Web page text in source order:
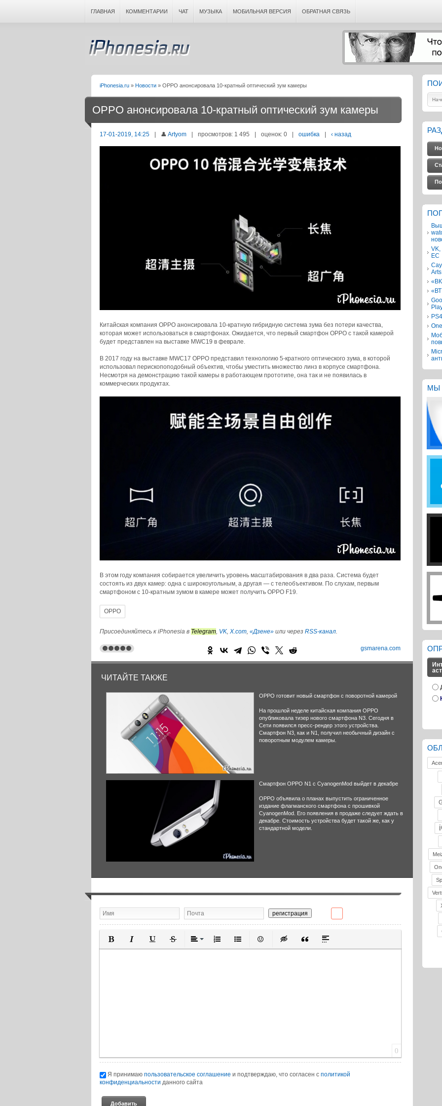
ГЛАВНАЯ КОММЕНТАРИИ ЧАТ МУЗЫКА МОБИЛЬНАЯ ВЕРСИЯ ОБРАТНАЯ СВЯЗЬ
iPhonesia.ru » Новости » OPPO анонсировала 10-кратный оптический зум камеры
OPPO анонсировала 10-кратный оптический зум камеры
17-01-2019, 14:25 | 👤 Artyom | просмотров: 1 495 | оценок: 0 | ошибка | ‹ назад
Китайская компания OPPO анонсировала 10-кратную гибридную система зума без потери качества,
которая может использоваться в смартфонах. Ожидается, что первый смартфон OPPO с такой камерой
будет представлен на выставке MWC19 в феврале.
В 2017 году на выставке MWC17 OPPO представил технологию 5-кратного оптического зума, в которой
использовал перископоподобный объектив, чтобы уместить множество линз в корпусе смартфона.
Несмотря на демонстрацию такой камеры в работающем прототипе, она так и не появилась в
коммерческих продуктах.
В этом году компания собирается увеличить уровень масштабирования в два раза. Система будет
состоять из двух камер: одна с широкоугольным, а другая — с телеобъективом. По слухам, первым
смартфоном с 10-кратным зумом в камере может получить OPPO F19.
OPPO
Присоединяйтесь к iPhonesia в Telegram, VK, X.com, «Дзене» или через RSS-канал.
gsmarena.com
ЧИТАЙТЕ ТАКЖЕ
OPPO готовит новый смартфон с поворотной камерой
На прошлой неделе китайская компания OPPO
опубликовала тизер нового смартфона N3. Сегодня в
Сети появился пресс-рендер этого устройства.
Смартфон N3, как и N1, получил необычный дизайн с
поворотным модулем камеры.
Смартфон OPPO N1 с CyanogenMod выйдет в декабре
OPPO объявила о планах выпустить ограниченное
издание флагманского смартфона с прошивкой
CyanogenMod. Его появления в продаже следует ждать в
декабре. Стоимость устройства будет такой же, как у
стандартной модели.
регистрация
Полужирный
КурсивПодчеркнутый
ЗачеркнутыйВыравнивание
Нумерованный список
Маркированный список
Вставить смайлик
Вставка скрытого текста
Вставка цитаты
Вставка спойлера
0
Я принимаю пользовательское соглашение и подтверждаю, что согласен с политикой
конфиденциальности данного сайта
VK,
ЕС
Arts
МЫ